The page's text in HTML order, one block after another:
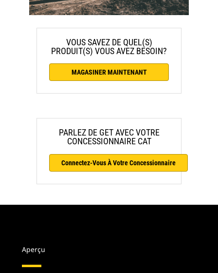
VOUS SAVEZ DE QUEL(S)
PRODUIT(S) VOUS AVEZ BESOIN?
MAGASINER MAINTENANT
PARLEZ DE GET AVEC VOTRE
CONCESSIONNAIRE CAT
Connectez-Vous À Votre Concessionnaire
Aperçu